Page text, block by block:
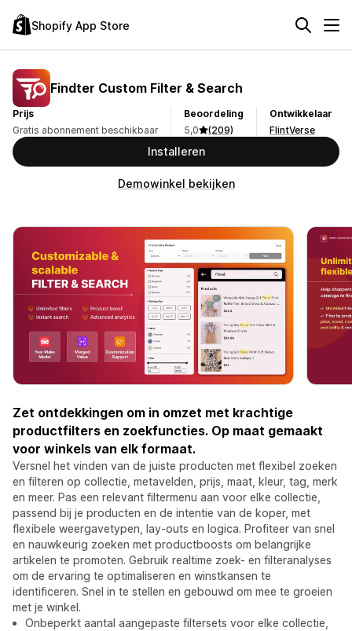
Shopify App Store
Findter Custom Filter & Search
Prijs
Gratis abonnement beschikbaar
Beoordeling
5,0
(209)
Ontwikkelaar
FlintVerse
Installeren
Demowinkel bekijken
Zet ontdekkingen om in omzet met krachtige
productfilters en zoekfuncties. Op maat gemaakt
voor winkels van elk formaat.
Versnel het vinden van de juiste producten met flexibel zoeken
en filteren op collectie, metavelden, prijs, maat, kleur, tag, merk
en meer. Pas een relevant filtermenu aan voor elke collectie,
passend bij je producten en de intentie van de koper, met
flexibele weergavetypen, lay-outs en logica. Profiteer van snel
en nauwkeurig zoeken met productboosts om belangrijke
artikelen te promoten. Gebruik realtime zoek- en filteranalyses
om de ervaring te optimaliseren en winstkansen te
identificeren. Snel in te stellen en gebouwd om mee te groeien
met je winkel.
Onbeperkt aantal aangepaste filtersets voor elke collectie,